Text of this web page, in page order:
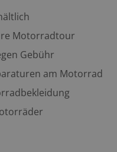
Motorradtour
Gebühr
am Motorrad